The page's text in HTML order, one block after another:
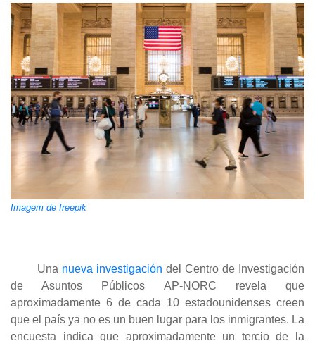
Imagem de freepik
Una nueva investigación del Centro de Investigación
de Asuntos Públicos AP-NORC revela que
aproximadamente 6 de cada 10 estadounidenses creen
que el país ya no es un buen lugar para los inmigrantes. La
encuesta indica que aproximadamente un tercio de la